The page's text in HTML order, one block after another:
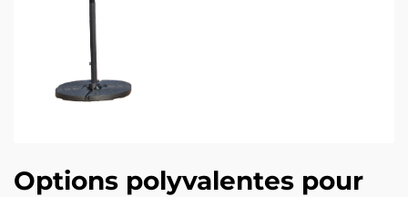
Options polyvalentes pour